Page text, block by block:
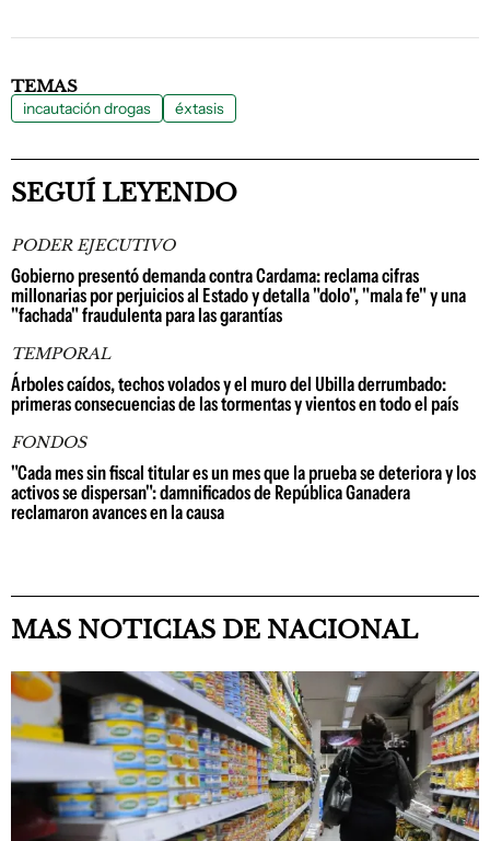
TEMAS
incautación drogas éxtasis
SEGUÍ LEYENDO
PODER EJECUTIVO
Gobierno presentó demanda contra Cardama: reclama cifras
millonarias por perjuicios al Estado y detalla "dolo", "mala fe" y una
"fachada" fraudulenta para las garantías
TEMPORAL
Árboles caídos, techos volados y el muro del Ubilla derrumbado:
primeras consecuencias de las tormentas y vientos en todo el país
FONDOS
"Cada mes sin fiscal titular es un mes que la prueba se deteriora y los
activos se dispersan": damnificados de República Ganadera
reclamaron avances en la causa
MAS NOTICIAS DE NACIONAL